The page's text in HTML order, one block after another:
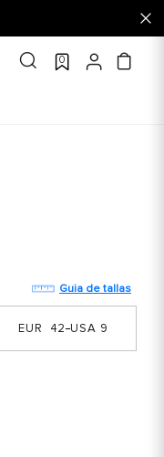
0
Guia de tallas
9
42